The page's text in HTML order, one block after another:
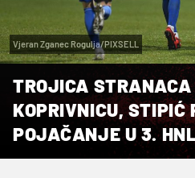
Vjeran Zganec Rogulja/PIXSELL
TROJICA
KOPRIVNICU, STIPIĆ
POJAČANJE U 3.